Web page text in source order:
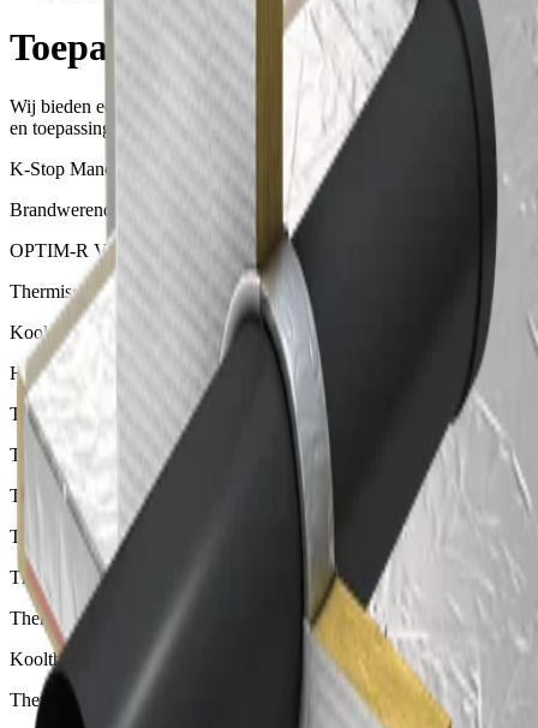
Toepassingen
Wij bieden een breed scala aan oplossingen voor alle gebouwtypes
en toepassingen - selecteer hieronder een toepassingsgebied
K-Stop Manchet
Brandwerende oplossing voor leidingdoorboringen
OPTIM-R Vloersysteem
Thermische vacuüm isolatie voor vloeren
Kooltherm K5 Buitengevelplaat
Hoogwaardige isolatieplaat als onderdeel voor ETICS
Therma TR26 Platdakplaat
Thermische PIR isolatieplaat voor platte daken
Therma TT46 Afschot Dakplaat
Thermische PIR isolatieplaat voor platte daken
Therma TW50 EUR Spouwplaat
Thermische PIR isolatieplaat voor spouwmuren
Kooltherm K17 Geïsoleerde Gipsplaat
Thermische resol isolatieplaat voor wanden